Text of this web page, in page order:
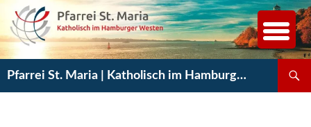
Inhalt
springen
Pfarrei St. Maria | Katholisch im Hamburger Westen